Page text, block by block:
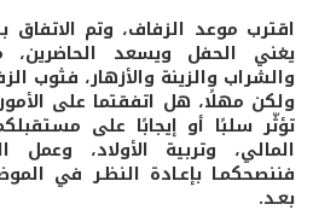
اقترب موعد الزفاف، وتم
يغني الحفل ويسعد
والشراب والزينة والأزهار، فثوب
ولكن مهلًا، هل اتفقتما على
تؤثّر سلبًا أو إيجابًا على
المالي، وتربية الأولاد، وعمل
فننصحكمـا بإعـادة النظـر في
بعـد.